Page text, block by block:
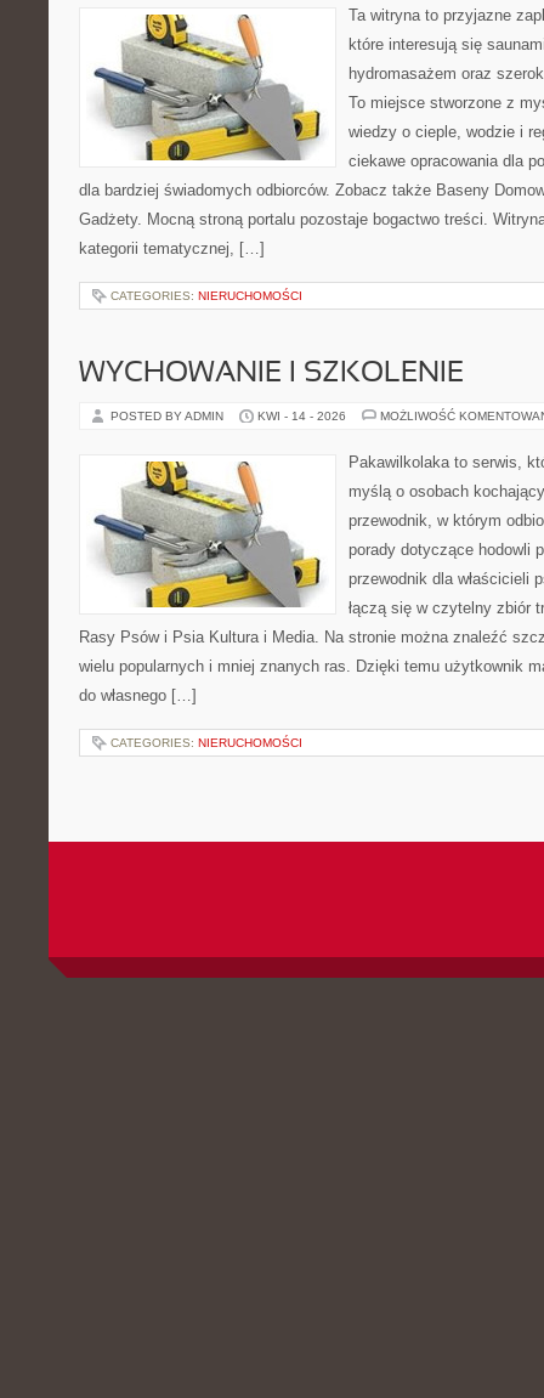
Ta witryna to przyjazne
które interesują się
hydromasażem oraz
To miejsce stworzone z
wiedzy o cieple, wodzie i
ciekawe opracowania dla
dla bardziej świadomych odbiorców. Zobacz także Baseny
Gadżety. Mocną stroną portalu pozostaje bogactwo treści.
kategorii tematycznej, […]
CATEGORIES: NIERUCHOMOŚCI
WYCHOWANIE I SZKOLENIE
POSTED BY ADMIN KWI - 14 - 2026 MOŻLIWOŚĆ
Pakawilkolaka to serwis,
myślą o osobach
przewodnik, w którym
porady dotyczące hodowli
przewodnik dla właścicieli
łączą się w czytelny zbiór
Rasy Psów i Psia Kultura i Media. Na stronie można znaleźć
wielu popularnych i mniej znanych ras. Dzięki temu użytkownik
do własnego […]
CATEGORIES: NIERUCHOMOŚCI